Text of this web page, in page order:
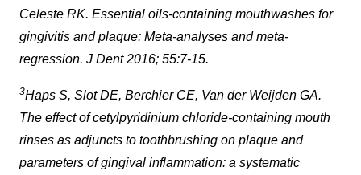
Celeste RK. Essential oils-containing mouthwashes for
gingivitis and plaque: Meta-analyses and meta-
regression. J Dent 2016; 55:7-15.
3Haps S, Slot DE, Berchier CE, Van der Weijden GA.
The effect of cetylpyridinium chloride-containing mouth
rinses as adjuncts to toothbrushing on plaque and
parameters of gingival inflammation: a systematic